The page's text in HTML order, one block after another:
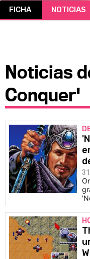
FICHA NOTICIAS
Noticias
Conquer'